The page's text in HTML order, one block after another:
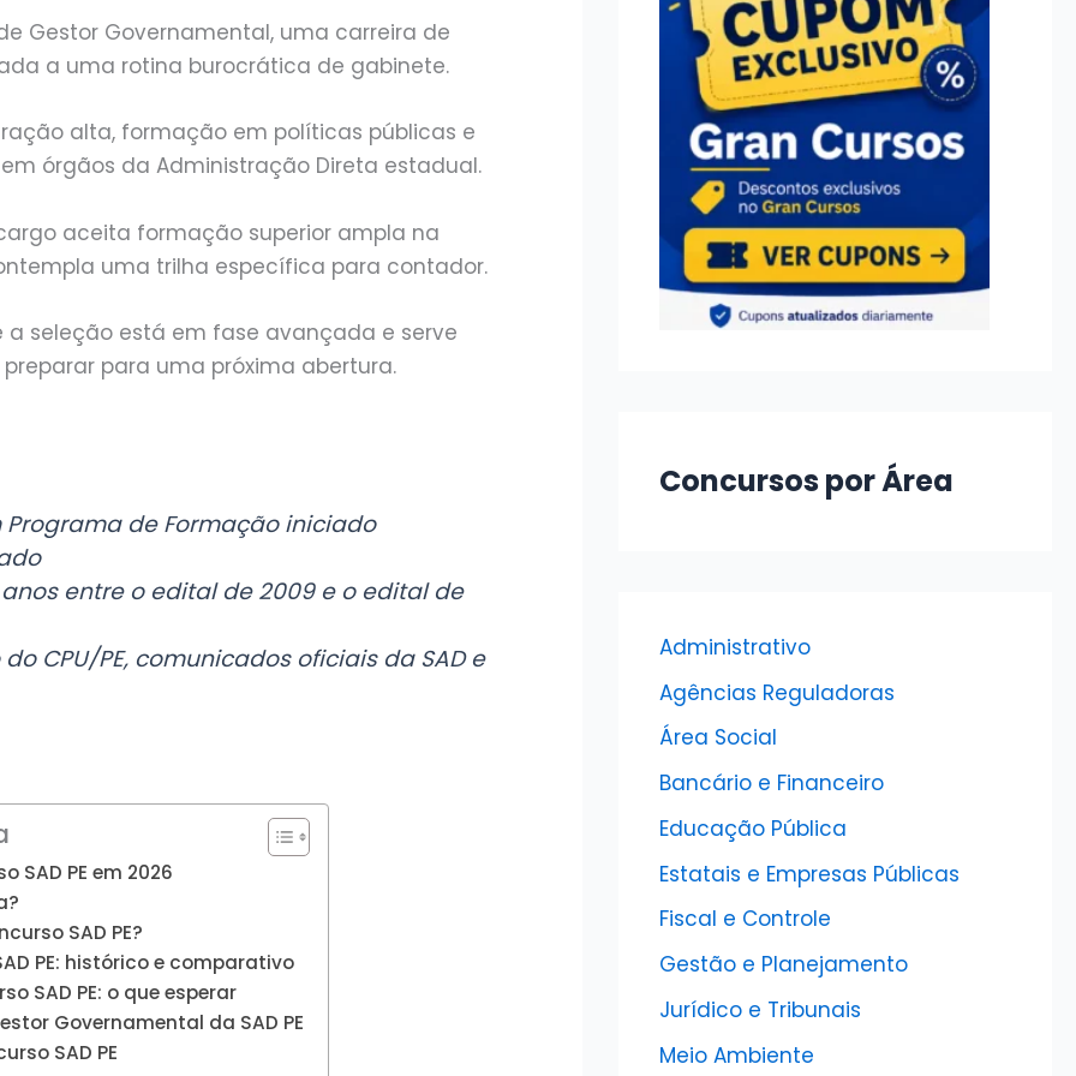
Gestor Governamental, uma carreira de
a uma rotina burocrática de gabinete.
alta, formação em políticas públicas e
órgãos da Administração Direta estadual.
aceita formação superior ampla na
uma trilha específica para contador.
seleção está em fase avançada e serve
para uma próxima abertura.
de Formação iniciado
entre o edital de 2009 e o edital de
CPU/PE, comunicados oficiais da SAD e
SAD PE em 2026
SAD PE?
PE: histórico e comparativo
SAD PE: o que esperar
Governamental da SAD PE
SAD PE
Concursos por Área
Administrativo
Agências Reguladoras
Área Social
Bancário e Financeiro
Educação Pública
Estatais e Empresas Públicas
Fiscal e Controle
Gestão e Planejamento
Jurídico e Tribunais
Meio Ambiente